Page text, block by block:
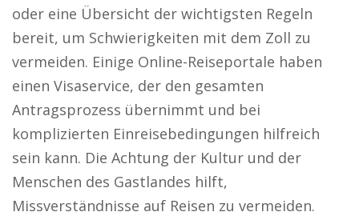
oder eine Übersicht der wichtigsten Regeln
bereit, um Schwierigkeiten mit dem Zoll zu
vermeiden. Einige Online-Reiseportale haben
einen Visaservice, der den gesamten
Antragsprozess übernimmt und bei
komplizierten Einreisebedingungen hilfreich
sein kann. Die Achtung der Kultur und der
Menschen des Gastlandes hilft,
Missverständnisse auf Reisen zu vermeiden.